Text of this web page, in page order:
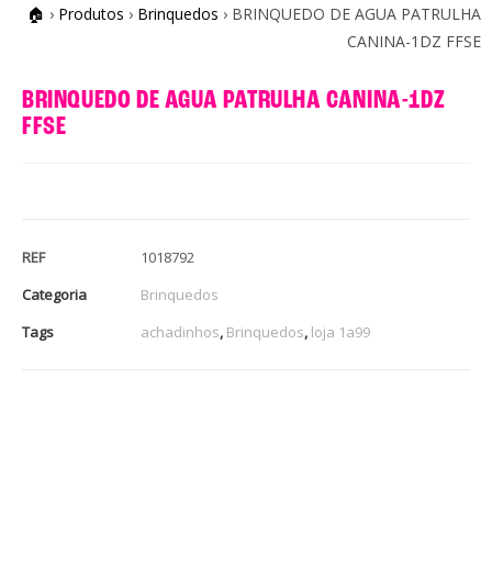
🏠 › Produtos › Brinquedos › BRINQUEDO DE AGUA PATRULHA
CANINA-1DZ FFSE
BRINQUEDO DE AGUA PATRULHA CANINA-1DZ
FFSE
REF
1018792
Categoria
Brinquedos
Tags
achadinhos, Brinquedos, loja 1a99